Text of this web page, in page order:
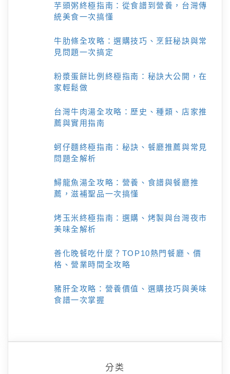
芋頭粥終極指南：從食譜到營養，台灣傳
統美食一次搞懂
牛肋條全攻略：選購技巧、烹飪秘訣與常
見問題一次搞定
粉漿蛋餅比例終極指南：秘訣大公開，在
家輕鬆做
台灣牛肉湯全攻略：歷史、種類、店家推
薦與實用指南
蚵仔麵終極指南：秘訣、餐廳推薦與常見
問題全解析
鱘龍魚湯全攻略：營養、食譜與餐廳推
薦，滋補聖品一次搞懂
烤玉米終極指南：選購、烤製與台灣夜市
美味全解析
善化晚餐吃什麼？TOP10熱門餐廳、價
格、營業時間全攻略
豬肝全攻略：營養價值、選購技巧與美味
食譜一次掌握
分类